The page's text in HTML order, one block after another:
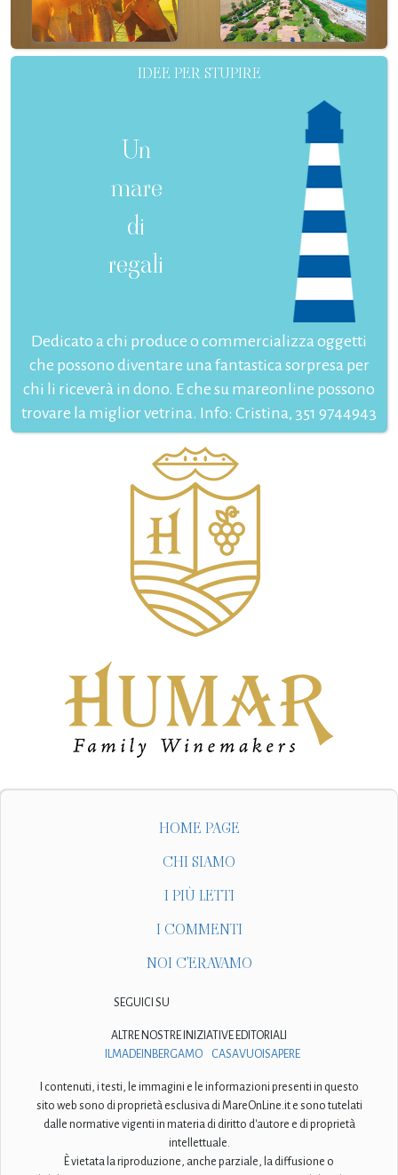
IDEE PER STUPIRE
Un
mare
di
regali
Dedicato a chi produce o commercializza oggetti
che possono diventare una fantastica sorpresa per
chi li riceverà in dono. E che su mareonline possono
trovare la miglior vetrina. Info: Cristina, 351 9744943
HOME PAGE
CHI SIAMO
I PIÙ LETTI
I COMMENTI
NOI C'ERAVAMO
SEGUICI SU
ALTRE NOSTRE INIZIATIVE EDITORIALI
ILMADEINBERGAMO
CASAVUOISAPERE
I contenuti, i testi, le immagini e le informazioni presenti in questo
sito web sono di proprietà esclusiva di MareOnLine.it e sono tutelati
dalle normative vigenti in materia di diritto d'autore e di proprietà
intellettuale.
È vietata la riproduzione, anche parziale, la diffusione o